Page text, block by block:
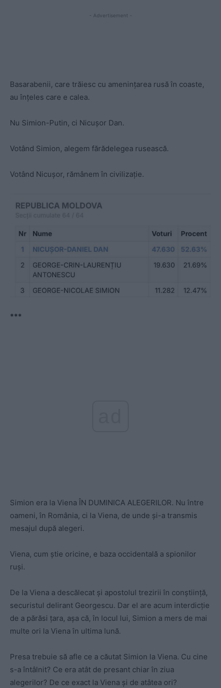
- Advertisement -
Basarabenii, care trăiesc cu amenințarea rusă în coaste,
au înțeles care e calea.
Nu Simion-Putin, ci Nicușor Dan.
Votând Simion, alegem fărădelegea rusească.
Votând Nicușor, rămânem în civilizație.
***
Simion era la Viena ÎN DUMINICA ALEGERILOR. Nu între
oameni, în România, ci la Viena, de unde și-a transmis
mesajul după alegeri.
Viena, cum știe oricine, e baza occidentală a spionilor
ruși.
De la Viena a descălecat și apostolul trezirii în conștiință,
securistul delirant Georgescu. Dar el are acum interdicție
de a părăsi țara, așa că, în locul lui, Simion a mers de mai
multe ori la Viena în ultima lună.
Presa trebuie să afle ce a căutat Simion la Viena. Cu cine
s-a întâlnit? Ce era atât de presant chiar în ziua
alegerilor? De ce exact la Viena și de atâtea ori?